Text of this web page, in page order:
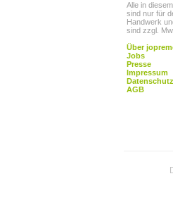
Alle in
sind nur für
Handwerk
sind zzgl.
Über
Jobs
Presse
Impressum
Datenschutz
AGB